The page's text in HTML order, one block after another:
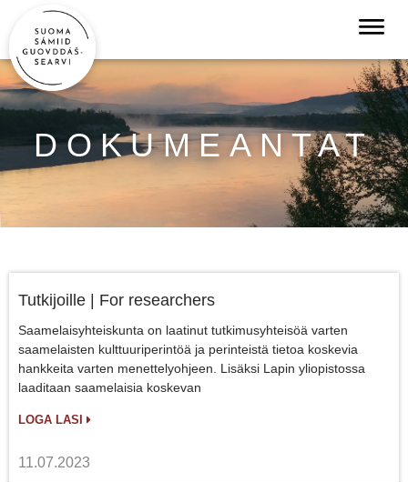
DOKUMEANTAT
Tutkijoille | For researchers
Saamelaisyhteiskunta on laatinut tutkimusyhteisöä varten
saamelaisten kulttuuriperintöä ja perinteistä tietoa koskevia
hankkeita varten menettelyohjeen. Lisäksi Lapin yliopistossa
laaditaan saamelaisia koskevan
LOGA LASI
11.07.2023